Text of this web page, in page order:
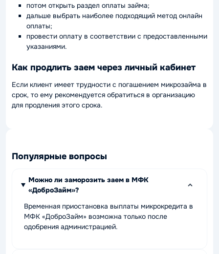
потом открыть раздел оплаты займа;
дальше выбрать наиболее подходящий метод онлайн
оплаты;
провести оплату в соответствии с предоставленными
указаниями.
Как продлить заем через личный кабинет
Если клиент имеет трудности с погашением микрозайма в
срок, то ему рекомендуется обратиться в организацию
для продления этого срока.
Популярные вопросы
Можно ли заморозить заем в МФК
«ДоброЗайм»?
Временная приостановка выплаты микрокредита в
МФК «ДоброЗайм» возможна только после
одобрения администрацией.